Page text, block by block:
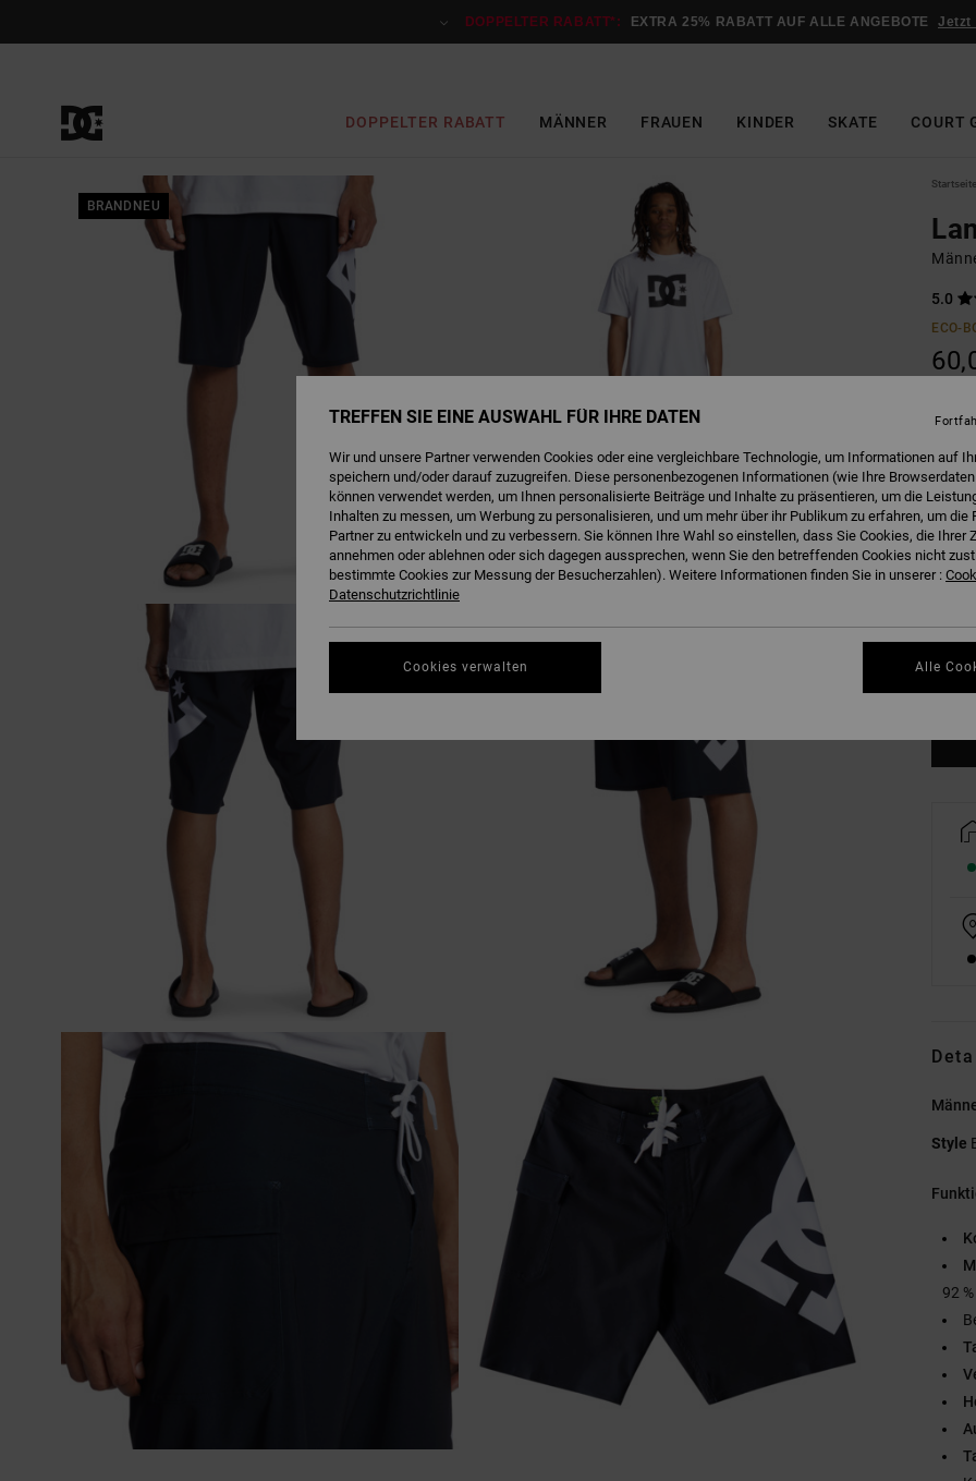
DOPPELTER RABATT*: EXTRA 25% RABATT AUF ALLE ANGEBOTE Jetzt
DOPPELTER RABATT MÄNNER FRAUEN KINDER SKATE COURT
BRANDNEU
Startseite
5.0
ECO-
Style
92
TREFFEN SIE EINE AUSWAHL FÜR IHRE DATEN
Wir und unsere Partner verwenden Cookies oder eine vergleichbare Technologie, um Informationen auf
speichern und/oder darauf zuzugreifen. Diese personenbezogenen Informationen (wie Ihre
können verwendet werden, um Ihnen personalisierte Beiträge und Inhalte zu präsentieren, um die
Inhalten zu messen, um Werbung zu personalisieren, und um mehr über ihr Publikum zu erfahren, um die
Partner zu entwickeln und zu verbessern. Sie können Ihre Wahl so einstellen, dass Sie Cookies, die Ihrer
annehmen oder ablehnen oder sich dagegen aussprechen, wenn Sie den betreffenden Cookies nicht
bestimmte Cookies zur Messung der Besucherzahlen). Weitere Informationen finden Sie in unserer :
Datenschutzrichtlinie
Cookies verwalten Alle